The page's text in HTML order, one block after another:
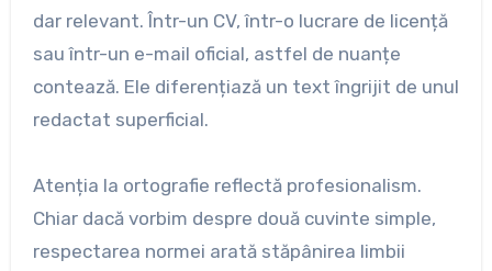
dar relevant. Într-un CV, într-o lucrare de licență
sau într-un e-mail oficial, astfel de nuanțe
contează. Ele diferențiază un text îngrijit de unul
redactat superficial.
Atenția la ortografie reflectă profesionalism.
Chiar dacă vorbim despre două cuvinte simple,
respectarea normei arată stăpânirea limbii